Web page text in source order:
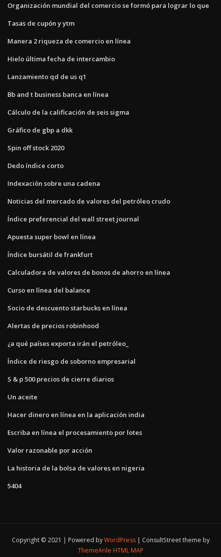
Organización mundial del comercio se formó para lograr lo que
Tasas de cupón y ytm
Manera 2 riqueza de comercio en línea
Hielo última fecha de intercambio
Lanzamiento qd de us q1
Bb and t business banca en línea
Cálculo de la calificación de seis sigma
Gráfico de gbp a dkk
Spin off stock 2020
Dedo índice corto
Indexación sobre una cadena
Noticias del mercado de valores del petróleo crudo
Índice preferencial del wall street journal
Apuesta super bowl en línea
Índice bursátil de frankfurt
Calculadora de valores de bonos de ahorro en línea
Curso en línea del balance
Socio de descuento starbucks en línea
Alertas de precios robinhood
¿a qué países exporta irán el petróleo_
Índice de riesgo de soborno empresarial
S & p 500 precios de cierre diarios
Un aceite
Hacer dinero en línea en la aplicación india
Escriba en línea el procesamiento por lotes
Valor razonable por acción
La historia de la bolsa de valores en nigeria
5404
Copyright © 2021 | Powered byWordPress
ConsultStreet theme by
ThemeArile HTML MAP